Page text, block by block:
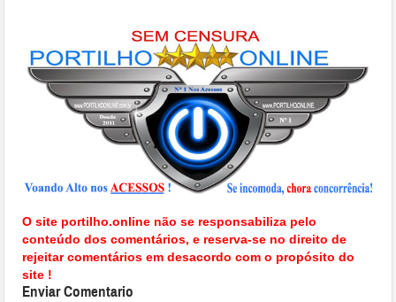
O site portilho.online não se responsabiliza pelo
conteúdo dos comentários, e reserva-se no direito de
rejeitar comentários em desacordo com o propósito do
site !
Enviar Comentario